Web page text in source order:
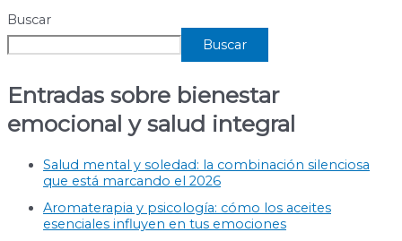
Buscar
Buscar
Entradas sobre bienestar
emocional y salud integral
Salud mental y soledad: la combinación silenciosa
que está marcando el 2026
Aromaterapia y psicología: cómo los aceites
esenciales influyen en tus emociones